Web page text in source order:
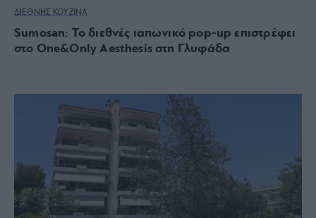
ΔΙΕΘΝΗΣ ΚΟΥΖΙΝΑ
Sumosan: Το διεθνές ιαπωνικό pop-up επιστρέφει
στο One&Only Aesthesis στη Γλυφάδα